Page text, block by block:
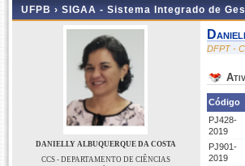
UFPB › SIGAA - Sistema Integrado de
DANIELLY ALBUQUERQUE DA COSTA
CCS - DEPARTAMENTO DE CIÊNCIAS
DFPT -
Código
PJ428-
2019
PJ901-
2019